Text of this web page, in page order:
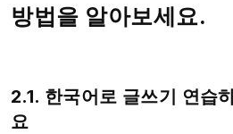
방법을 알아보세요.
2.1. 한국어로 글쓰기 연습
요